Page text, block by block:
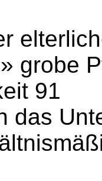
grobe
91
das